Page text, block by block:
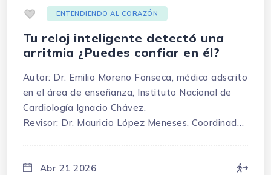
ENTENDIENDO AL CORAZÓN
Tu reloj inteligente detectó una
arritmia ¿Puedes confiar en él?
Autor: Dr. Emilio Moreno Fonseca, médico adscrito
en el área de enseñanza, Instituto Nacional de
Cardiología Ignacio Chávez.
Revisor: Dr. Mauricio López Meneses, Coordinador
Abr 21 2026